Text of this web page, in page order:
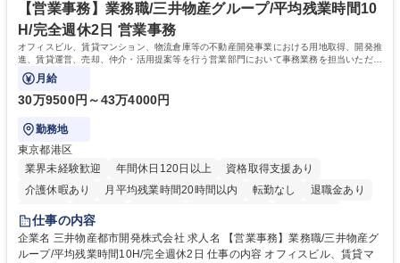
ます。 学歴・資格 学歴：大学院 大学 高専 短大 専修学校 高校 語学力：
資格：
【営業事務】業務職/三井物産グループ/平均残業時間10
H/完全週休2日 営業事務
オフィスビル、賃貸マンション、物流倉庫等の不動産開発事業における用地取得、開発推
進、賃貸運営、売却、仲介・活用提案等を行う営業部門において事務業務を担当いただき
ます。
月給
30万9500円～43万4000円
勤務地
東京都港区
業界未経験歓迎
年間休日120日以上
資格取得支援あり
介護休暇あり
月平均残業時間20時間以内 転勤なし
退職金あり
在宅OK
賞与あり
駅近5分以内
土日祝休み 寮・社宅あり
仕事の内容
企業名 三井物産都市開発株式会社 求人名 【営業事務】業務職/三井物産グ
ループ/平均残業時間10H/完全週休2日 仕事の内容 オフィスビル、賃貸マ